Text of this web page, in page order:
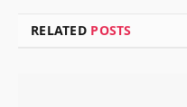
RELATED POSTS